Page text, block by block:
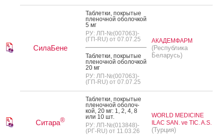
СилаБене
Таб­летки, пок­ры­тые
пле­ноч­ной обо­лоч­кой
5 мг
РУ: ЛП-№(007063)-
(ГП-RU) от 07.07.25
Таб­летки, пок­ры­тые
пле­ноч­ной обо­лоч­кой
20 мг
РУ: ЛП-№(007063)-
(ГП-RU) от 07.07.25
АКАДЕМФАРМ
(Республика
Беларусь)
Ситара®
Таб­летки, пок­ры­тые
пле­ноч­ной обо­лоч­
кой, 20 мг: 1, 2, 4, 8
или 10 шт.
РУ: ЛП-№(013848)-
(РГ-RU) от 11.03.26
WORLD MEDICINE
ILAC SAN. ve TIC. A.S.
(Турция)